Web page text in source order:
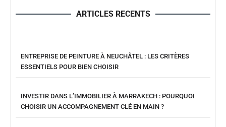
ARTICLES RECENTS
ENTREPRISE DE PEINTURE À NEUCHÂTEL : LES CRITÈRES
ESSENTIELS POUR BIEN CHOISIR
INVESTIR DANS L’IMMOBILIER À MARRAKECH : POURQUOI
CHOISIR UN ACCOMPAGNEMENT CLÉ EN MAIN ?